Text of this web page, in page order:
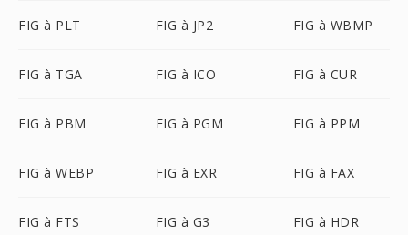
FIG à PLT FIG à JP2 FIG à WBMP
FIG à TGA FIG à ICO FIG à CUR
FIG à PBM FIG à PGM FIG à PPM
FIG à WEBP FIG à EXR FIG à FAX
FIG à FTS FIG à G3 FIG à HDR